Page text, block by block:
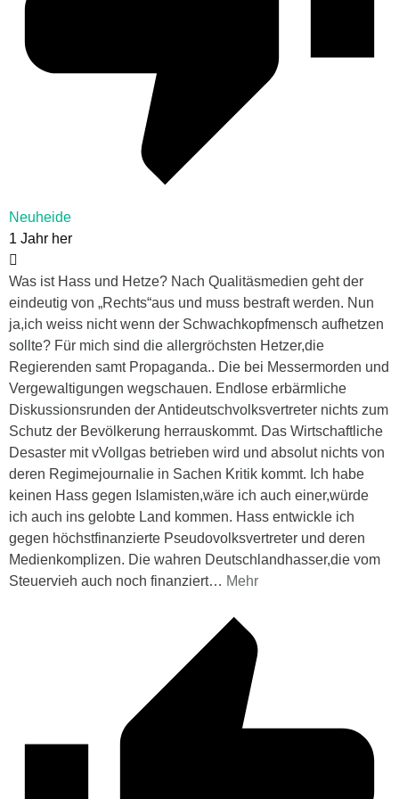
Neuheide
1 Jahr her
Was ist Hass und Hetze? Nach Qualitäsmedien geht der
eindeutig von „Rechts“aus und muss bestraft werden. Nun
ja,ich weiss nicht wenn der Schwachkopfmensch aufhetzen
sollte? Für mich sind die allergröchsten Hetzer,die
Regierenden samt Propaganda.. Die bei Messermorden und
Vergewaltigungen wegschauen. Endlose erbärmliche
Diskussionsrunden der Antideutschvolksvertreter nichts zum
Schutz der Bevölkerung herrauskommt. Das Wirtschaftliche
Desaster mit vVollgas betrieben wird und absolut nichts von
deren Regimejournalie in Sachen Kritik kommt. Ich habe
keinen Hass gegen Islamisten,wäre ich auch einer,würde
ich auch ins gelobte Land kommen. Hass entwickle ich
gegen höchstfinanzierte Pseudovolksvertreter und deren
Medienkomplizen. Die wahren Deutschlandhasser,die vom
Steuervieh auch noch finanziert… Mehr